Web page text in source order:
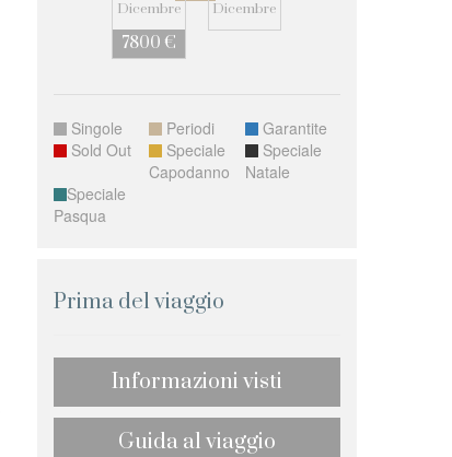
Dicembre
7800 €
Dicembre
Singole Periodi
Garantite
Sold Out
Speciale
Capodanno
Speciale
Natale
Speciale
Pasqua
Prima del viaggio
Informazioni visti
Guida al viaggio